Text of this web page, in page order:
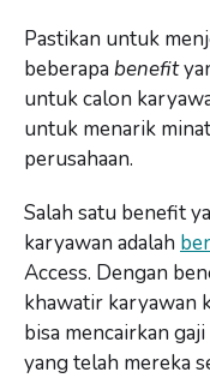
Pastikan untuk
beberapa benefit
untuk calon
untuk menarik
perusahaan.
Salah satu benefit
karyawan adalah
Access. Dengan
khawatir karyawan
bisa mencairkan
yang telah mereka